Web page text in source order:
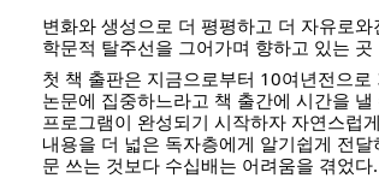
변화와 생성으로 더 평평하고 더 자유로와
학문적 탈주선을 그어가며 향하고 있는 곳
첫 책 출판은 지금으로부터 10여년전으
논문에 집중하느라고 책 출간에 시간을
프로그램이 완성되기 시작하자 자연스럽
내용을 더 넓은 독자층에게 알기쉽게 전
문 쓰는 것보다 수십배는 어려움을 겪었다.